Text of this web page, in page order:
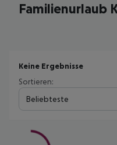
Familienurlaub
Keine Ergebnisse
Sortieren:
Beliebteste